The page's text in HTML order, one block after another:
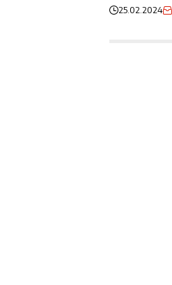
25.02.2024